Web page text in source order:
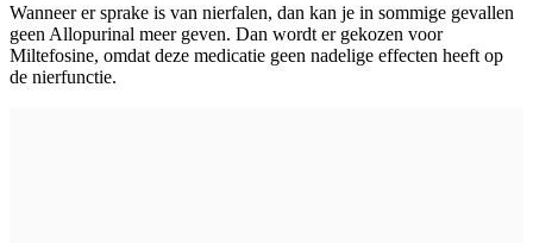
Wanneer er sprake is van nierfalen, dan kan je in sommige gevallen
geen Allopurinal meer geven. Dan wordt er gekozen voor
Miltefosine, omdat deze medicatie geen nadelige effecten heeft op
de nierfunctie.